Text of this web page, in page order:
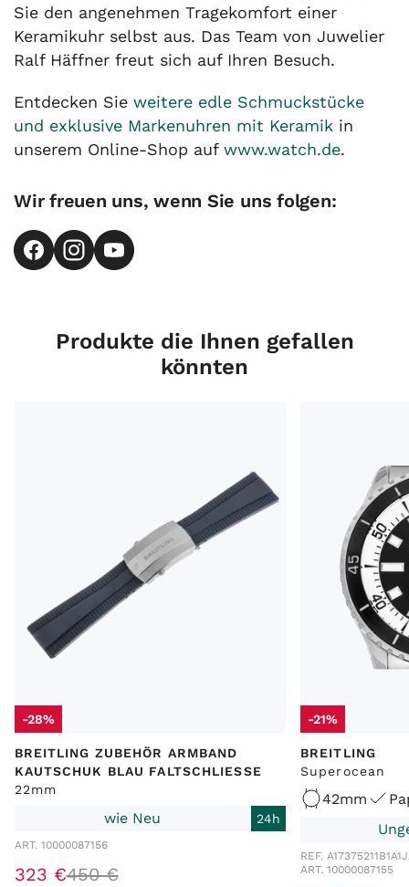
Sie den angenehmen Tragekomfort einer
Keramikuhr selbst aus. Das Team von Juwelier
Ralf Häffner freut sich auf Ihren Besuch.
Entdecken Sie weitere edle Schmuckstücke
und exklusive Markenuhren mit Keramik in
unserem Online-Shop auf www.watch.de.
Wir freuen uns, wenn Sie uns folgen:
Produkte die Ihnen gefallen
könnten
-28%
BREITLING ZUBEHÖR ARMBAND
KAUTSCHUK BLAU FALTSCHLIESSE
22mm
wie Neu 24h
ART. 10000087156
323 €450 €
-21%
BREITLING
Superocean
42mm
REF. A17375211B1A1
ART. 10000087155